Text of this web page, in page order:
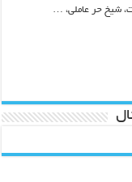
شيخ حر عاملى، …